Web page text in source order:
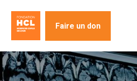
Faire un don